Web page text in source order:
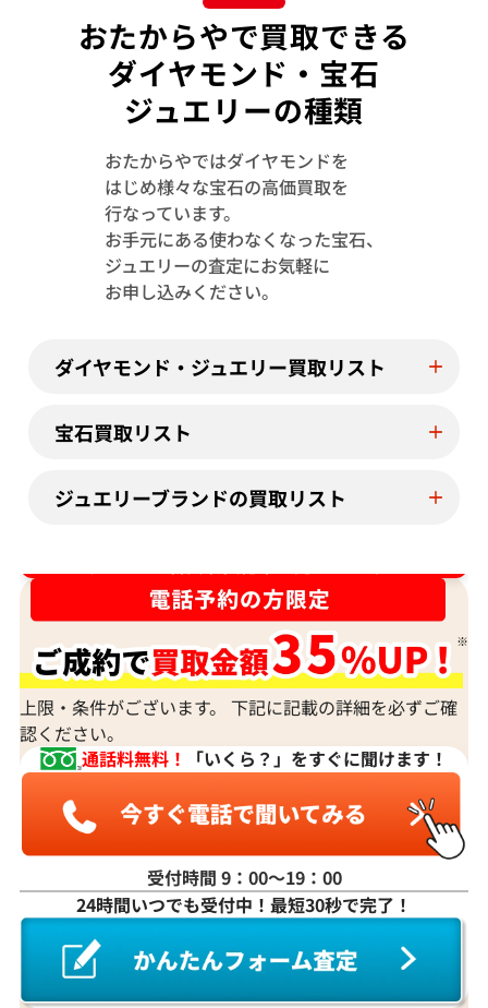
Pt850/Pt900 クリソベリルキャッツア
イ・ダイヤモンド ネックレス/ペンダント
トップ 2.03・D0.65ct
参考買取価格
2025年7月10日時点
イ・ダイヤモン
2025年12月10
おたからやで買取できる
ダイヤモンド・宝石
ジュエリーの種類
おたからやではダイヤモンドを
はじめ様々な宝石の高価買取を
行なっています。
お手元にある使わなくなった宝石、
ジュエリーの査定にお気軽に
お申し込みください。
ダイヤモンド・ジュエリー買取リスト
宝石買取リスト
ジュエリーブランドの買取リスト
上限・条件がございます。 下記に記載の詳細を必ずご確
認ください。
通話料無料！
「いくら？」をすぐに聞けます！
受付時間 9：00〜19：00
24時間いつでも受付中！最短30秒で完了！